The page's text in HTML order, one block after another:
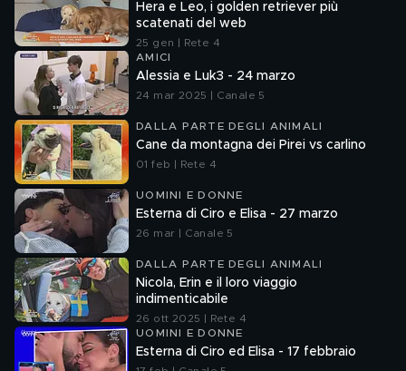
Hera e Leo, i golden retriever più
scatenati del web
25 gen | Rete 4
AMICI
Alessia e Luk3 - 24 marzo
24 mar 2025 | Canale 5
DALLA PARTE DEGLI ANIMALI
Cane da montagna dei Pirei vs carlino
01 feb | Rete 4
UOMINI E DONNE
Esterna di Ciro e Elisa - 27 marzo
26 mar | Canale 5
DALLA PARTE DEGLI ANIMALI
Nicola, Erin e il loro viaggio
indimenticabile
26 ott 2025 | Rete 4
UOMINI E DONNE
Esterna di Ciro ed Elisa - 17 febbraio